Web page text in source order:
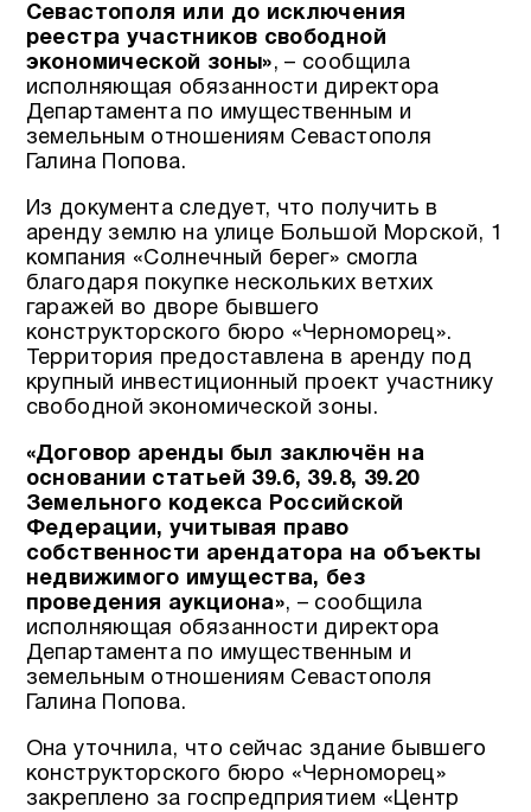
Севастополя или до исключения
реестра участников свободной
экономической зоны», – сообщила
исполняющая обязанности директора
Департамента по имущественным и
земельным отношениям Севастополя
Галина Попова.
Из документа следует, что получить в
аренду землю на улице Большой Морской, 1
компания «Солнечный берег» смогла
благодаря покупке нескольких ветхих
гаражей во дворе бывшего
конструкторского бюро «Черноморец».
Территория предоставлена в аренду под
крупный инвестиционный проект участнику
свободной экономической зоны.
«Договор аренды был заключён на
основании статьей 39.6, 39.8, 39.20
Земельного кодекса Российской
Федерации, учитывая право
собственности арендатора на объекты
недвижимого имущества, без
проведения аукциона», – сообщила
исполняющая обязанности директора
Департамента по имущественным и
земельным отношениям Севастополя
Галина Попова.
Она уточнила, что сейчас здание бывшего
конструкторского бюро «Черноморец»
закреплено за госпредприятием «Центр